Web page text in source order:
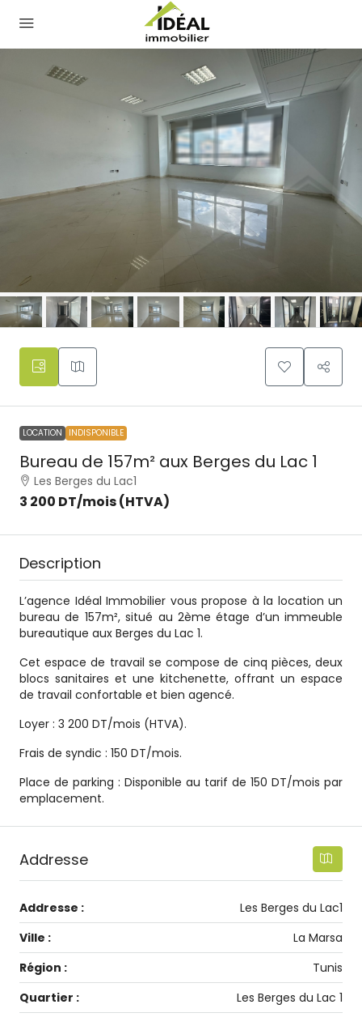
LOCATION INDISPONIBLE
Bureau de 157m² aux Berges du Lac 1
Les Berges du Lac1
3 200 DT/mois (HTVA)
Description
L’agence Idéal Immobilier vous propose à la location un
bureau de 157m², situé au 2ème étage d’un immeuble
bureautique aux Berges du Lac 1.
Cet espace de travail se compose de cinq pièces, deux
blocs sanitaires et une kitchenette, offrant un espace
de travail confortable et bien agencé.
Loyer : 3 200 DT/mois (HTVA).
Frais de syndic : 150 DT/mois.
Place de parking : Disponible au tarif de 150 DT/mois par
emplacement.
Addresse
Addresse :
Les Berges du Lac1
Ville :
La Marsa
Région :
Tunis
Quartier :
Les Berges du Lac 1